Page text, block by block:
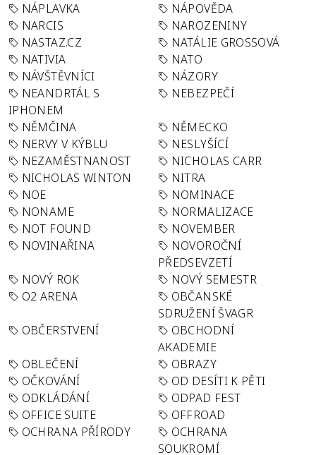
NÁPLAVKA
NÁPOVĚDA
NARCIS
NAROZENINY
NASTAZ.CZ
NATÁLIE GROSSOVÁ
NATIVIA
NATO
NÁVŠTĚVNÍCI
NÁZORY
NEANDRTÁL S
IPHONEM
NEBEZPEČÍ
NĚMČINA
NĚMECKO
NERVY V KÝBLU
NESLYŠÍCÍ
NEZAMĚSTNANOST
NICHOLAS CARR
NICHOLAS WINTON
NITRA
NOE
NOMINACE
NONAME
NORMALIZACE
NOT FOUND
NOVEMBER
NOVINAŘINA
NOVOROČNÍ
PŘEDSEVZETÍ
NOVÝ ROK
NOVÝ SEMESTR
O2 ARENA
OBČANSKÉ
SDRUŽENÍ ŠVAGR
OBČERSTVENÍ
OBCHODNÍ
AKADEMIE
OBLEČENÍ
OBRAZY
OČKOVÁNÍ
OD DESÍTI K PĚTI
ODKLÁDÁNÍ
ODPAD FEST
OFFICE SUITE
OFFROAD
OCHRANA PŘÍRODY
OCHRANA
SOUKROMÍ